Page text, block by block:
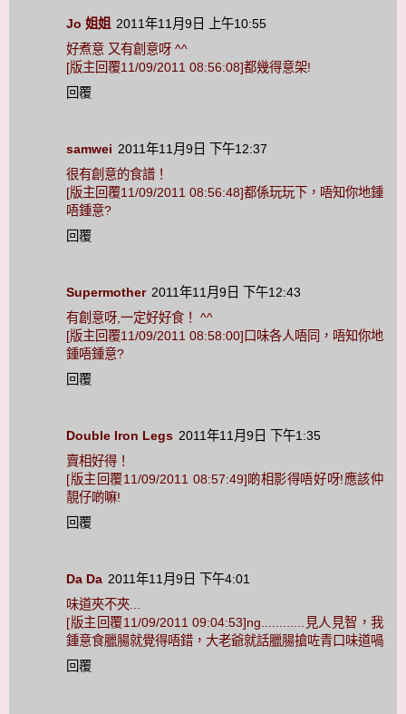
Jo 姐姐 2011年11月9日 上午10:55
好煮意 又有創意呀 ^^
[版主回覆11/09/2011 08:56:08]都幾得意架!
回覆
samwei 2011年11月9日 下午12:37
很有創意的食譜！
[版主回覆11/09/2011 08:56:48]都係玩玩下，唔知你地鍾
唔鍾意?
回覆
Supermother 2011年11月9日 下午12:43
有創意呀,一定好好食！ ^^
[版主回覆11/09/2011 08:58:00]口味各人唔同，唔知你地
鍾唔鍾意?
回覆
Double Iron Legs 2011年11月9日 下午1:35
賣相好得！
[版主回覆11/09/2011 08:57:49]啲相影得唔好呀!應該仲
靚仔啲嘛!
回覆
Da Da 2011年11月9日 下午4:01
味道夾不夾...
[版主回覆11/09/2011 09:04:53]ng............見人見智，我
鍾意食臘腸就覺得唔錯，大老爺就話臘腸搶咗青口味道喎
回覆